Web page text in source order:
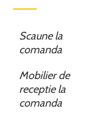
Scaune la
comanda
Mobilier de
receptie la
comanda